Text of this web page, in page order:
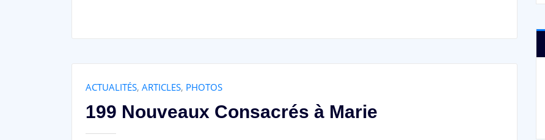
ACTUALITÉS, ARTICLES, PHOTOS
199 Nouveaux Consacrés à Marie